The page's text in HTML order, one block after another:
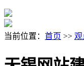
当前位置： 首页 >> 观